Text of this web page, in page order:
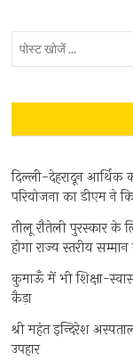
दिल्ली-देहरादून आर्थिक
परियोजना का डीएम ने
तीलू रौतेली पुरस्कार के
होगा राज्य स्तरीय
कुमाऊँ में भी शिक्षा-
कैड़ा
श्री महंत इन्दिरेश
उपहार